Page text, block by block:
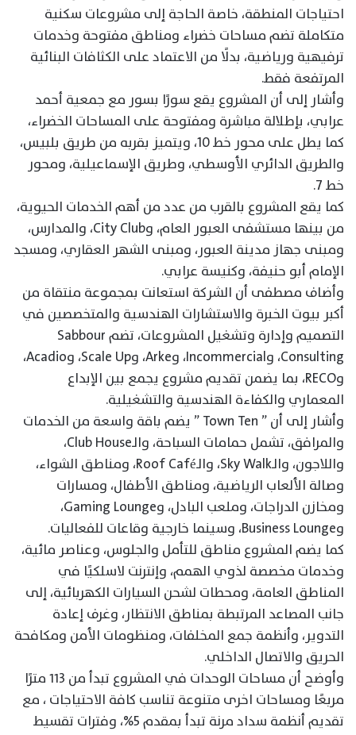
احتياجات المنطقة، خاصة الحاجة إلى مشروعات سكنية
متكاملة تضم مساحات خضراء ومناطق مفتوحة وخدمات
ترفيهية ورياضية، بدلًا من الاعتماد على الكثافات البنائية
المرتفعة فقط.
وأشار إلى أن المشروع يقع سورًا بسور مع جمعية أحمد
عرابي، بإطلالة مباشرة ومفتوحة على المساحات الخضراء،
كما يطل على محور خط 10، ويتميز بقربه من طريق بلبيس،
والطريق الدائري الأوسطي، وطريق الإسماعيلية، ومحور
خط 7.
كما يقع المشروع بالقرب من عدد من أهم الخدمات الحيوية،
من بينها مستشفى العبور العام، وCity Club، والمدارس،
ومبنى جهاز مدينة العبور، ومبنى الشهر العقاري، ومسجد
الإمام أبو حنيفة، وكنيسة عرابي.
وأضاف مصطفى أن الشركة استعانت بمجموعة منتقاة من
أكبر بيوت الخبرة والاستشارات الهندسية والمتخصصين في
التصميم وإدارة وتشغيل المشروعات، تضم Sabbour
Consulting، وIncommercial، وArke، وScale Up، وAcadio،
وRECO، بما يضمن تقديم مشروع يجمع بين الإبداع
المعماري والكفاءة الهندسية والتشغيلية.
وأشار إلى أن ” Town Ten ” يضم باقة واسعة من الخدمات
والمرافق، تشمل حمامات السباحة، والـClub House،
واللاجون، والـSky Walk، والـRoof Café، ومناطق الشواء،
وصالة الألعاب الرياضية، ومناطق الأطفال، ومسارات
ومخازن الدراجات، وملعب البادل، وGaming Lounge،
وBusiness Lounge، وسينما خارجية وقاعات للفعاليات.
كما يضم المشروع مناطق للتأمل والجلوس، وعناصر مائية،
وخدمات مخصصة لذوي الهمم، وإنترنت لاسلكيًا في
المناطق العامة، ومحطات لشحن السيارات الكهربائية، إلى
جانب المصاعد المرتبطة بمناطق الانتظار، وغرف إعادة
التدوير، وأنظمة جمع المخلفات، ومنظومات الأمن ومكافحة
الحريق والاتصال الداخلي.
وأوضح أن مساحات الوحدات في المشروع تبدأ من ١١٣ مترًا
مربعًا ومساحات اخرى متنوعة تناسب كافة الاحتياجات ، مع
تقديم أنظمة سداد مرنة تبدأ بمقدم 5%، وفترات تقسيط